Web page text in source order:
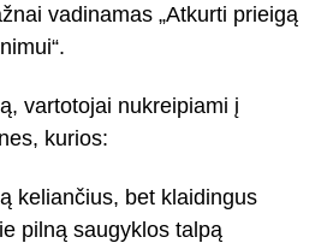
vadinamas „Atkurti prieigą
vartotojai nukreipiami į
kurios:
keliančius, bet klaidingus
pilną saugyklos talpą